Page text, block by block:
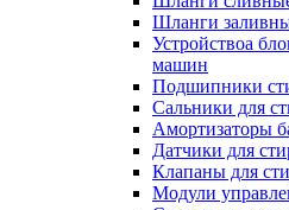
Шланги
Устройствоа
машин
Подшипники
Сальники для
Амортизаторы
Датчики для
Клапаны для
Модули